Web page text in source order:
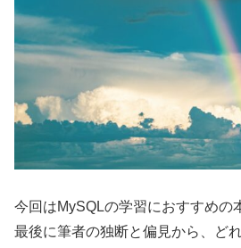
今回はMySQLの学習におすすめの
最後に筆者の独断と偏見から、ど